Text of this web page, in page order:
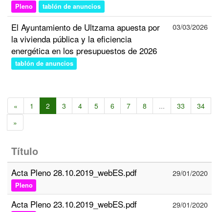
Pleno tablón de anuncios
El Ayuntamiento de Ultzama apuesta por
la vivienda pública y la eficiencia
energética en los presupuestos de 2026
tablón de anuncios
03/03/2026
« 1 2 3 4 5 6 7 8 ... 33
34
»
Título
Acta Pleno 28.10.2019_webES.pdf
Pleno
29/01/2020
Acta Pleno 23.10.2019_webES.pdf 29/01/2020